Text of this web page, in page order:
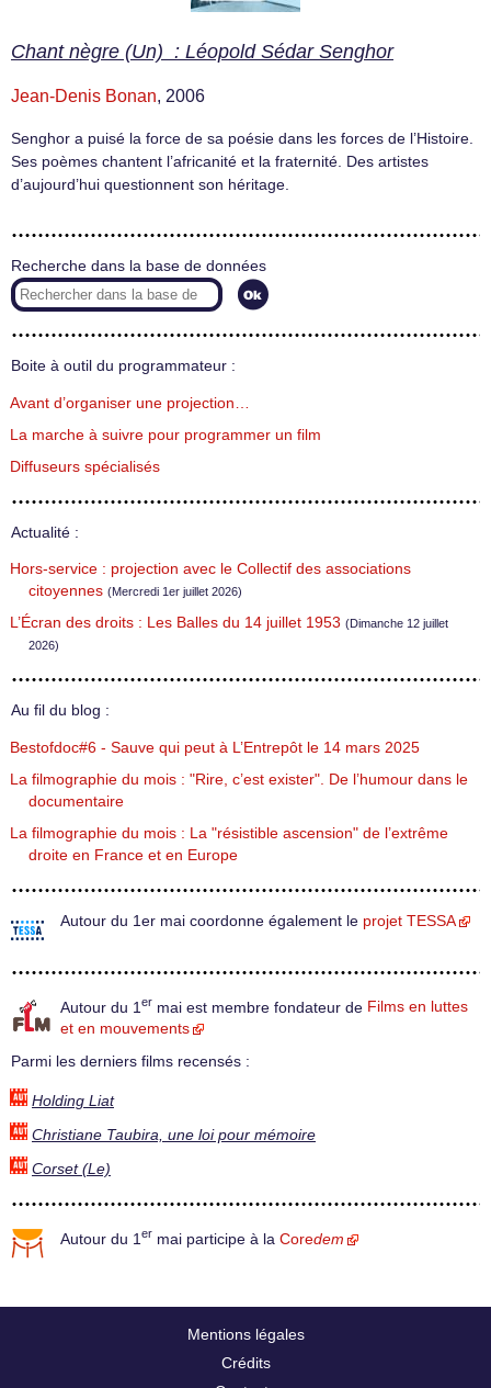
Chant nègre (Un) : Léopold Sédar Senghor
Jean-Denis Bonan, 2006
Senghor a puisé la force de sa poésie dans les forces de l’Histoire.
Ses poèmes chantent l’africanité et la fraternité. Des artistes
d’aujourd’hui questionnent son héritage.
Recherche dans la base de données
Boite à outil du programmateur :
Avant d’organiser une projection…
La marche à suivre pour programmer un film
Diffuseurs spécialisés
Actualité :
Hors-service : projection avec le Collectif des associations
citoyennes (Mercredi 1er juillet 2026)
L’Écran des droits : Les Balles du 14 juillet 1953 (Dimanche 12 juillet
2026)
Au fil du blog :
Bestofdoc#6 - Sauve qui peut à L’Entrepôt le 14 mars 2025
La filmographie du mois : "Rire, c’est exister". De l’humour dans le
documentaire
La filmographie du mois : La "résistible ascension" de l’extrême
droite en France et en Europe
Autour du 1er mai coordonne également le projet TESSA
Autour du 1 er mai est membre fondateur de Films en luttes
et en mouvements
Parmi les derniers films recensés :
Holding Liat
Christiane Taubira, une loi pour mémoire
Corset (Le)
Autour du 1 er mai participe à la Coredem
Mentions légales
Crédits